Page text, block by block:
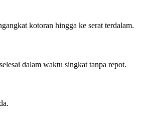
kotoran hingga ke serat terdalam.
dalam waktu singkat tanpa repot.